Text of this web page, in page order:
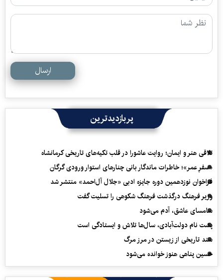
ارسال
پربازدیدترین
تلاقی هنر و ایمان؛ روایت عاشورا در قلب تکیه‌های تاریخی کرمانشاه
«سفرِ عمر»؛ خاطرات ماندگار بانی چنارهای استوار ورودی گرگان
فراخوان نوزدهمین دوره جایزه ادبی «جلال آل‌احمد» منتشر شد
وزیر فرهنگ درگذشت فرهنگ شکوهی را تسلیت گفت
سامسای عاشق، آدم می‌شود
پشت نام دولت‌آبادی، سال‌ها تلاش و ایستادگی است
سند تاریخی از زیستن در مرز مرگ
حسین پناهی هنوز خوانده می‌شود